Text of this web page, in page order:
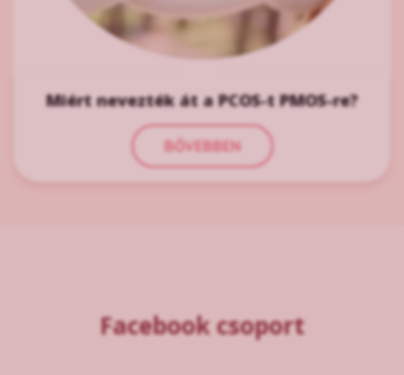
Miért nevezték át a PCOS-t PMOS-re?
BŐVEBBEN
Facebook csoport